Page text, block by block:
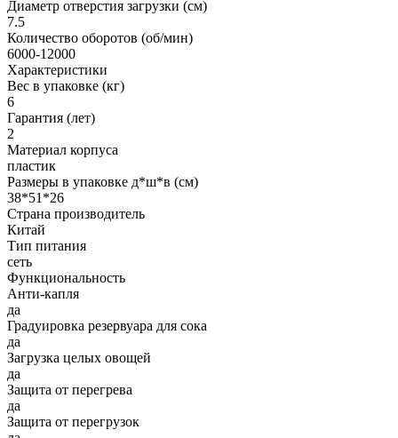
Диаметр отверстия загрузки (см)
7.5
Количество оборотов (об/мин)
6000-12000
Характеристики
Вес в упаковке (кг)
6
Гарантия (лет)
2
Материал корпуса
пластик
Размеры в упаковке д*ш*в (см)
38*51*26
Страна производитель
Китай
Тип питания
сеть
Функциональность
Анти-капля
да
Градуировка резервуара для сока
да
Загрузка целых овощей
да
Защита от перегрева
да
Защита от перегрузок